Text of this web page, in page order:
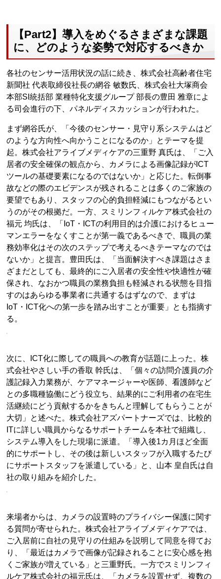
【Part2】導入をめぐるさまざまな課題
に、どのような姿勢で対応するべきか
各社のセンサー活用状況の話に続き、株式会社高齢者住宅
新聞社 代表取締役社長の網谷 敏数氏、株式会社大塚商会
本部SI統括部 業種特化支援グループ 部長の豊田 雅章によ
る司会進行の下、パネルディスカッションが行われた。
まず網谷氏が、「今後のセンサー・見守り系システムはど
のような方向性へ向かうことになるのか」とテーマを提
起。株式会社アライブメディケアの三重野 真氏は、「ご入
居者の安全確保の観点から、カメラによる画像記録がICT
ツールの基礎要素になるのではないか」と応じた。転倒事
故などの際のエビデンスが残されることは多くのご家族の
要望でもあり、スタッフの心的負担軽減にもつながるとい
うのがその根拠だ。一方、スミリンフィルケア株式会社の
福元 均氏は、「IoT・ICTの利用目的は介護におけるヒュー
マンエラーをなくすことが第一義であるべきで、職員の業
務効率化はその次のステップで考えるべきテーマなのでは
ないか」と提言。豊田氏は、「当面解決すべき課題はさま
ざまだとしても、最終的にご入居者の安全性や快適性が確
保され、なおかつ職員の業務負担も軽減される状態を目指
すのはあらゆる事業者に共通するはずなので、まずは
IoT・ICT化への第一歩を踏み出すことが重要」とも指摘す
る。
次に、ICT化に際しての職員への教育が話題に上った。株
式会社やさしい手の香取 幹氏は、「個々の訪問介護員の介
護記録入力業務が、ケアマネージャーや医師、看護師など
との多職種協働にどう役立ち、結果的にご利用者の在宅生
活継続にどう貢献するかをきちんと理解してもらうことが
大切」と述べた。株式会社アズパートナーズでは、比較的
ITに詳しい職員からなるサポートチームを本社で組織し、
システム導入をした現場に派遣。「導入後1カ月ほど全面
的にサポートし、その後は新しいスタッフが入職するたび
にサポートスタッフを派遣している」と、山本 皇自氏は自
社の取り組みを紹介した。
来場者からは、カメラの設置時のプライバシー保護に関す
る質問が寄せられた。株式会社アライブメディケアでは、
ご入居前に自社の見守りの仕組みを説明して同意を得てお
り、「最近はカメラで画像が記録されることに安心感を抱
くご家族が増えている」と三重野氏。一方でスミリンフィ
ルケア株式会社の福元氏は、「カメラを設置せず、複数の